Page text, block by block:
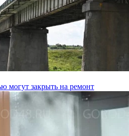
могут закрыть на ремонт